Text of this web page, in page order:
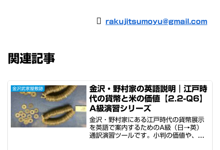
rakujitsumoyu@gmail.com
関連記事
金沢武家屋敷跡
金沢・野村家の英語説明｜江戸時
代の貨幣と米の価値【2.2-Q6】
A級演習シリーズ
金沢・野村家にある江戸時代の貨幣展示
を英語で案内するためのA級（日→英）
通訳演習ツールです。小判の価値や、な